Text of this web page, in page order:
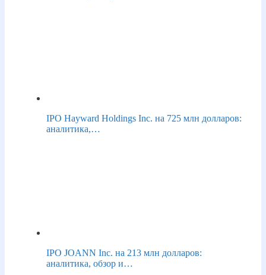
IPO Hayward Holdings Inc. на 725 млн долларов:
аналитика,…
IPO JOANN Inc. на 213 млн долларов:
аналитика, обзор и…